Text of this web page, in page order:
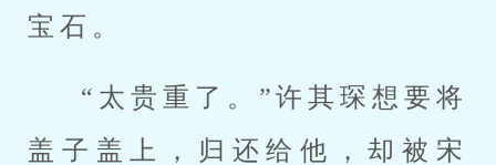
宝石。
“太贵重了。”许其琛想要将
盖子盖上，归还给他，却被宋